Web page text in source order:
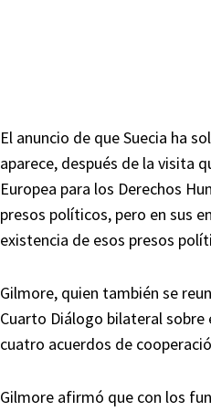
El anuncio de que Suecia ha
aparece, después de la visita
Europea para los Derechos
presos políticos, pero en sus
existencia de esos presos
Gilmore, quien también se
Cuarto Diálogo bilateral sobre
cuatro acuerdos de
Gilmore afirmó que con los